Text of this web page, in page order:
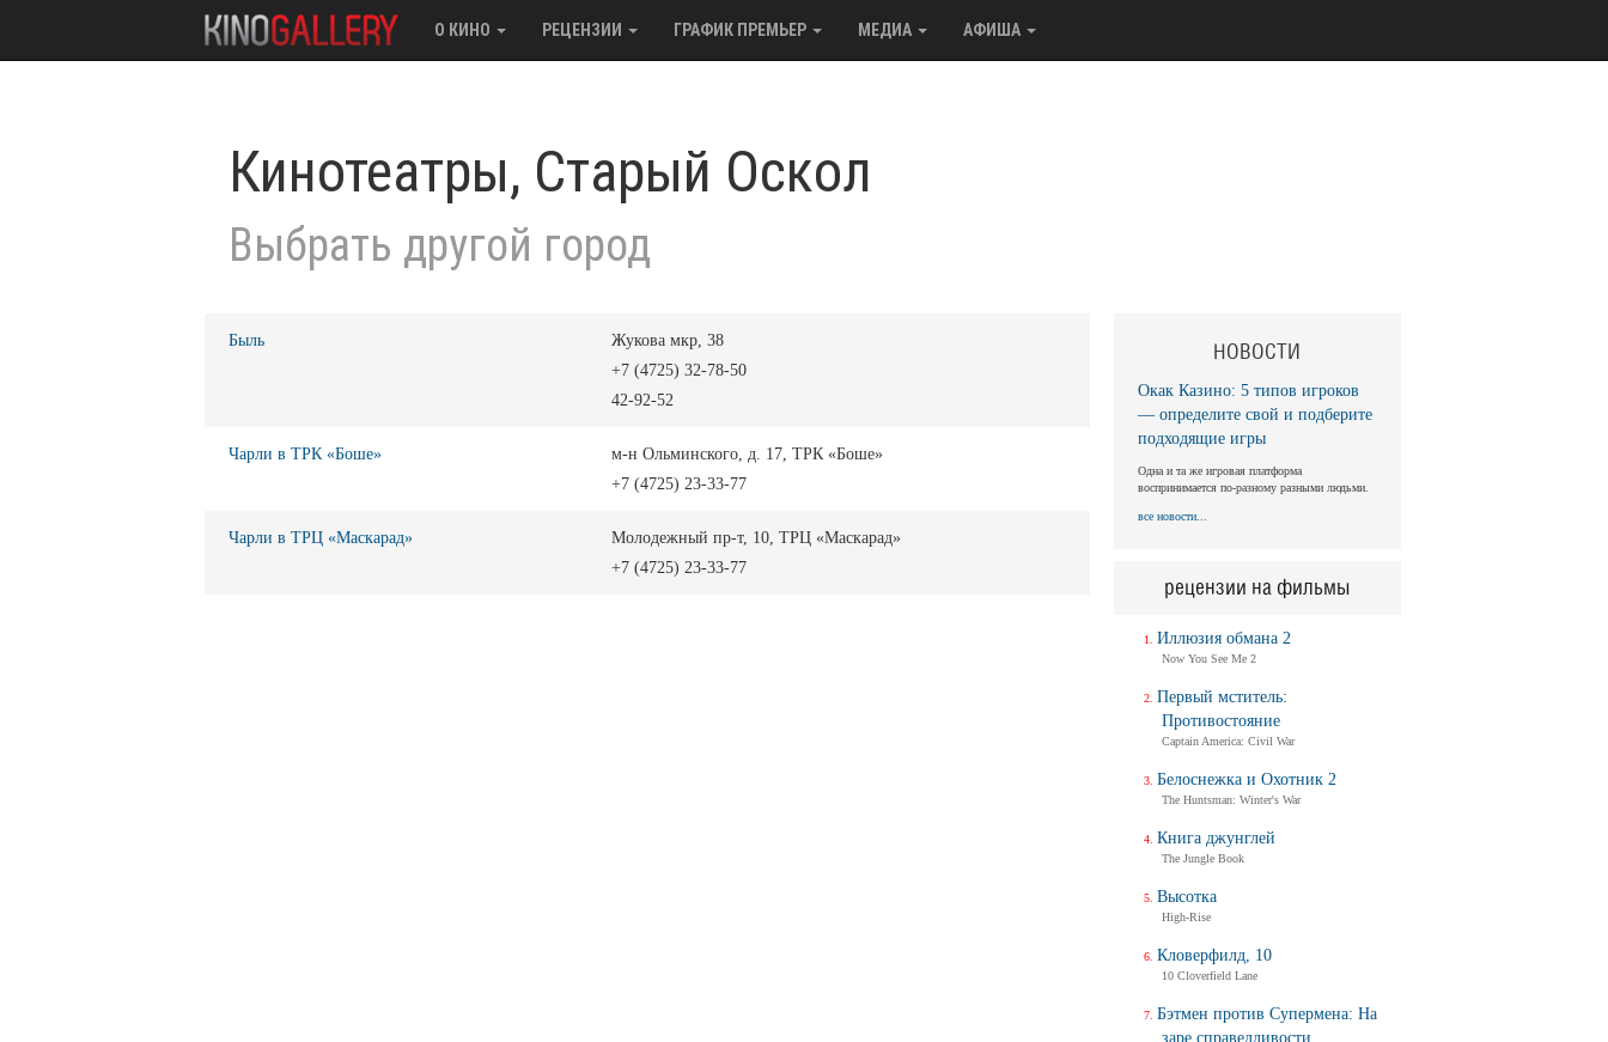
О КИНО РЕЦЕНЗИИ ГРАФИК ПРЕМЬЕР МЕДИА АФИША
Кинотеатры, Старый Оскол
Выбрать другой город
Быль
Жукова мкр, 38
+7 (4725) 32-78-50
42-92-52
Чарли в ТРК «Боше»
м-н Ольминского, д. 17, ТРК «Боше»
+7 (4725) 23-33-77
Чарли в ТРЦ «Маскарад»
Молодежный пр-т, 10, ТРЦ «Маскарад»
+7 (4725) 23-33-77
НОВОСТИ
Окак Казино: 5 типов игроков
— определите свой и подберите
подходящие игры
Одна и та же игровая платформа
воспринимается по-разному разными людьми.
все новости...
рецензии на фильмы
Иллюзия обмана 2
Now You See Me 2
Первый мститель:
Противостояние
Captain America: Civil War
Белоснежка и Охотник 2
The Huntsman: Winter's War
Книга джунглей
The Jungle Book
Высотка
High-Rise
Кловерфилд, 10
10 Cloverfield Lane
Бэтмен против Супермена: На
заре справедливости